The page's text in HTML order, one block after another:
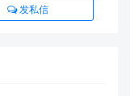
发私信